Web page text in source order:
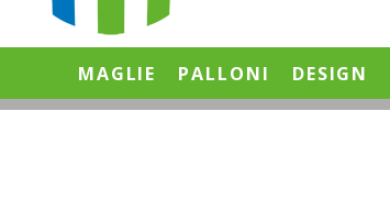
MAGLIE PALLONI DESIGN